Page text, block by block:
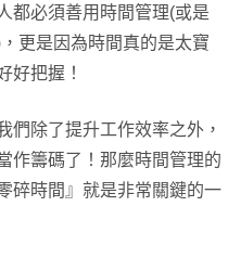
都必須善用時間管理(或是
更是因為時間真的是太寶
好把握！
們除了提升工作效率之外，
作籌碼了！那麼時間管理的
碎時間』就是非常關鍵的一